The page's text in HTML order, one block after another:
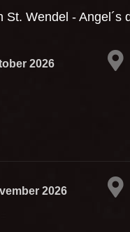
St. Wendel - Angel´s
2026
2026